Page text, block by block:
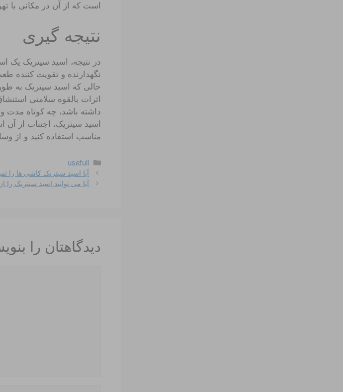
است که از آن در مکانی با
نتیجه گیری
در نتیجه، اسید سیتریک
نگهدارنده و تقویت کننده
حالی که اسید سیتریک به
اثرات بالقوه سلامتی
داشته باشد، چه کوتاه مدت
اسید سیتریک، اجتناب از آن
مناسب استفاده کنید و از
دسته‌ها
usefull
آیا اسید سیتریک کاشی ها را
آیا می توانید اسید سیتریک را
دیدگاهتان را